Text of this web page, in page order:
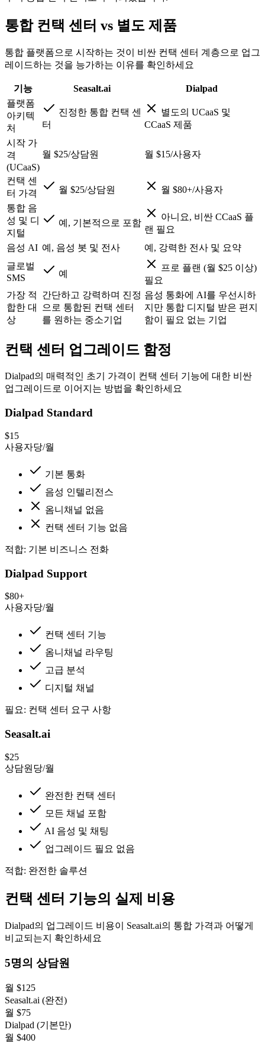
통합 컨택 센터 vs 별도 제품
통합 플랫폼으로 시작하는 것이 비싼 컨택 센터 계층으로 업그
레이드하는 것을 능가하는 이유를 확인하세요
기능 Seasalt.ai
Dialpad
플랫폼
아키텍
처
진정한 통합 컨택 센
터
별도의 UCaaS 및
CCaaS 제품
시작 가
격
(UCaaS)
월 $25/상담원 월 $15/사용자
컨택 센
터 가격
월 $25/상담원
월 $80+/사용자
통합 음
성 및 디
지털
예, 기본적으로 포함
아니요, 비싼 CCaaS 플
랜 필요
음성 AI 예, 음성 봇 및 전사
예, 강력한 전사 및 요약
글로벌
SMS
예
프로 플랜 (월 $25 이상)
필요
가장 적
합한 대
상
간단하고 강력하며 진정
으로 통합된 컨택 센터
를 원하는 중소기업
음성 통화에 AI를 우선시하
지만 통합 디지털 받은 편지
함이 필요 없는 기업
컨택 센터 업그레이드 함정
Dialpad의 매력적인 초기 가격이 컨택 센터 기능에 대한 비싼
업그레이드로 이어지는 방법을 확인하세요
Dialpad Standard
$15
사용자당/월
기본 통화
음성 인텔리전스
옴니채널 없음
컨택 센터 기능 없음
적합: 기본 비즈니스 전화
Dialpad Support
$80+
사용자당/월
컨택 센터 기능
옴니채널 라우팅
고급 분석
디지털 채널
필요: 컨택 센터 요구 사항
Seasalt.ai
$25
상담원당/월
완전한 컨택 센터
모든 채널 포함
AI 음성 및 채팅
업그레이드 필요 없음
적합: 완전한 솔루션
컨택 센터 기능의 실제 비용
Dialpad의 업그레이드 비용이 Seasalt.ai의 통합 가격과 어떻게
비교되는지 확인하세요
5명의 상담원
월 $125
Seasalt.ai (완전)
월 $75
Dialpad (기본만)
월 $400